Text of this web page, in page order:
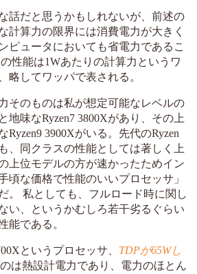
話だと思うかもしれないが、前述の
計算力の限界には消費電力が大きく
ピュータにおいても省電力であるこ
性能は1Wあたりの計算力というワ
略してワッパで表される。
そのものは私が想定可能なレベルの
地味なRyzen7 3800Xがあり、その上
Ryzen9 3900Xがいる。先代のRyzen
、同クラスの性能としては著しく上
上位モデルの方が速かったためイン
頃な価格で性能のいいプロセッサ」
。 私としても、フルロード時に関し
い、というかむしろ若干劣るぐらい
能である。
というプロセッサ、 TDPが65Wし
は熱設計電力であり、電力のほとん